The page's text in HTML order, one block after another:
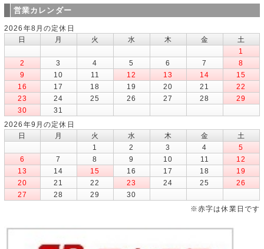
営業カレンダー
2026年8月の定休日
日
月 火 水 木 金
土
1
2
3 4 5 6 7
8
9
10 11 12 13 14
15
16
17 18 19 20 21
22
23
24 25 26 27 28
29
30
31
2026年9月の定休日
日
月 火 水 木 金
土
1
2 3 4
5
6
7 8 9 10 11
12
13
14 15 16 17 18
19
20
21 22 23 24 25
26
27
28 29
30
※赤字は休業日です